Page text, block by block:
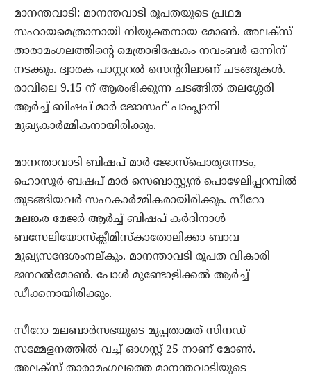
മാനന്തവാടി: മാനന്തവാടി രൂപതയുടെ പ്രഥമ
സഹായമെത്രാനായി നിയുക്തനായ മോണ്‍. അലക്‌സ്
താരാമംഗലത്തിന്റെ മെത്രാഭിഷേകം നവംബര്‍ ഒന്നിന്
നടക്കും. ദ്വാരക പാസ്റ്ററല്‍ സെന്ററിലാണ് ചടങ്ങുകള്‍.
രാവിലെ 9.15 ന് ആരംഭിക്കുന്ന ചടങ്ങില്‍ തലശ്ശേരി
ആര്‍ച്ച് ബിഷപ് മാര്‍ ജോസഫ് പാംപ്ലാനി
മുഖ്യകാര്‍മ്മികനായിരിക്കും.
മാനന്താവാടി ബിഷപ് മാര്‍ ജോസ്‌പൊരുന്നേടം,
ഹൊസൂര്‍ ബഷപ് മാര്‍ സെബാസ്റ്റ്യന്‍ പൊഴേലിപ്പറമ്പില്‍
തുടങ്ങിയവര്‍ സഹകാര്‍മ്മികരായിരിക്കും. സീറോ
മലങ്കര മേജര്‍ ആര്‍ച്ച് ബിഷപ് കര്‍ദിനാള്‍
ബസേലിയോസ്‌ക്ലീമിസ്‌കാതോലിക്കാ ബാവ
മുഖ്യസന്ദേശംനല്കും. മാനന്താവടി രൂപത വികാരി
ജനറല്‍മോണ്‍. പോള്‍ മുണ്ടോളിക്കല്‍ ആര്‍ച്ച്
ഡീക്കനായിരിക്കും.
സീറോ മലബാര്‍സഭയുടെ മുപ്പതാമത് സിനഡ്
സമ്മേളനത്തില്‍ വച്ച് ഓഗസ്റ്റ് 25 നാണ് മോണ്‍.
അലക്‌സ് താരാമംഗലത്തെ മാനന്തവാടിയുടെ